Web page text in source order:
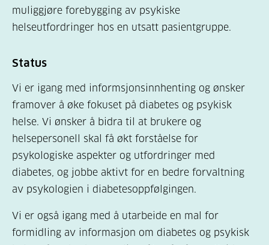
muliggjøre forebygging av psykiske
helseutfordringer hos en utsatt pasientgruppe.
Status
Vi er igang med informsjonsinnhenting og ønsker
framover å øke fokuset på diabetes og psykisk
helse. Vi ønsker å bidra til at brukere og
helsepersonell skal få økt forståelse for
psykologiske aspekter og utfordringer med
diabetes, og jobbe aktivt for en bedre forvaltning
av psykologien i diabetesoppfølgingen.
Vi er også igang med å utarbeide en mal for
formidling av informasjon om diabetes og psykisk